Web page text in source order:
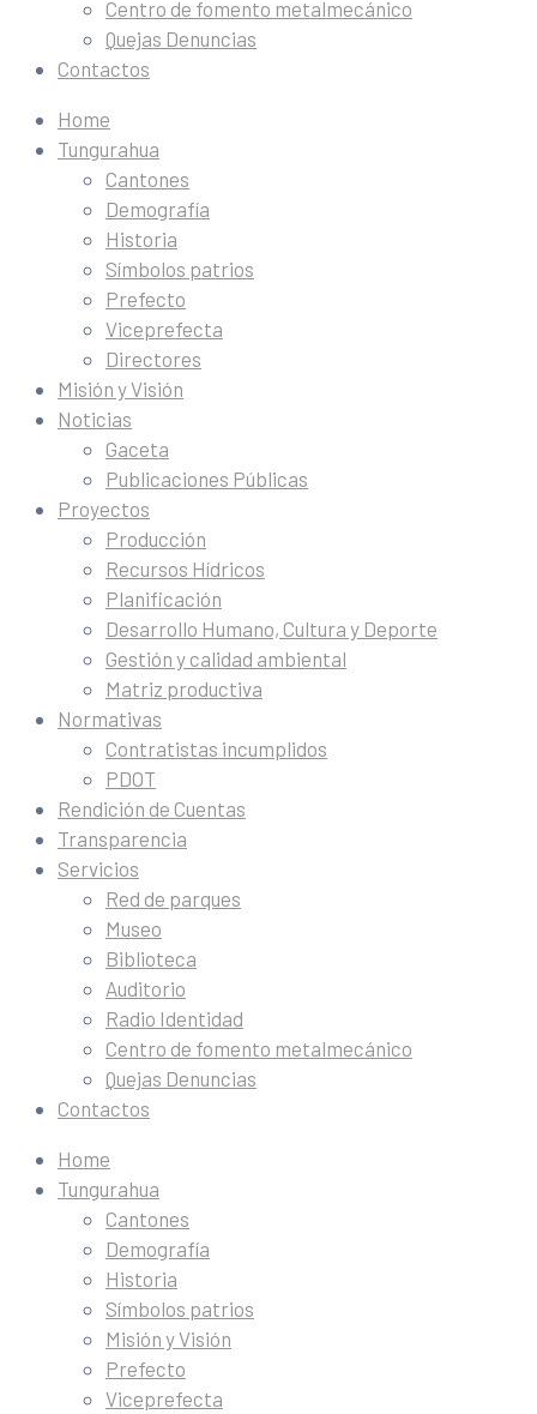
Centro de fomento metalmecánico
Quejas Denuncias
Contactos
Home
Tungurahua
Cantones
Demografía
Historia
Símbolos patrios
Prefecto
Viceprefecta
Directores
Misión y Visión
Noticias
Gaceta
Publicaciones Públicas
Proyectos
Producción
Recursos Hídricos
Planificación
Desarrollo Humano, Cultura y Deporte
Gestión y calidad ambiental
Matriz productiva
Normativas
Contratistas incumplidos
PDOT
Rendición de Cuentas
Transparencia
Servicios
Red de parques
Museo
Biblioteca
Auditorio
Radio Identidad
Centro de fomento metalmecánico
Quejas Denuncias
Contactos
Home
Tungurahua
Cantones
Demografía
Historia
Símbolos patrios
Misión y Visión
Prefecto
Viceprefecta